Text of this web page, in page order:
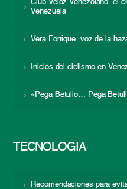
Club Veloz Venezolano: el
Venezuela
Vera Fortique: voz de la
Inicios del ciclismo en
«Pega Betulio… Pega
TECNOLOGÍA
Recomendaciones para